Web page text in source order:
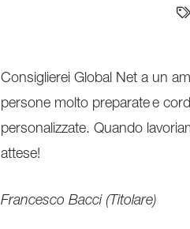
Consiglierei Global Net a un
persone molto preparate e
personalizzate. Quando
attese!
Francesco Bacci (Titolare)